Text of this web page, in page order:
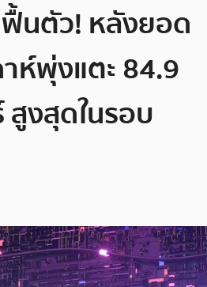
นตัว! หลังยอด
ห์พุ่งแตะ 84.9
งสุดในรอบ